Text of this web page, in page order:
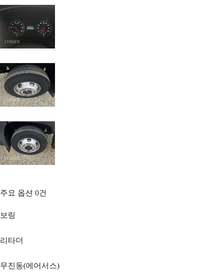
주요 옵션 0건
보링
리타더
무진동(에어서스)